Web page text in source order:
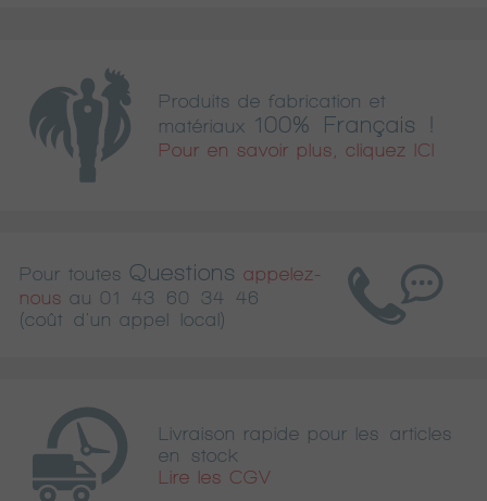
Produits de fabrication et
matériaux
100% Français !
Pour en savoir plus, cliquez ICI
Pour toutes Questions appelez-
nous au 01 43 60 34 46
(coût d'un appel local)
Livraison rapide pour les articles
en stock
Lire les CGV